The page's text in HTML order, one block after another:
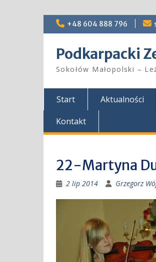
Skip
+48 604 888 796
Podkarpacki
Sokołów Małopolski –
Start Aktualności
Kontakt
22-Martyna
2 lip 2014 Grzegorz